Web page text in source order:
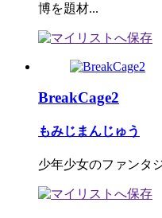
博を題材...
BreakCage2
もみじまんじゅう
少年少女のファンタ